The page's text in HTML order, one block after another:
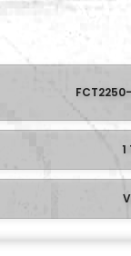
1